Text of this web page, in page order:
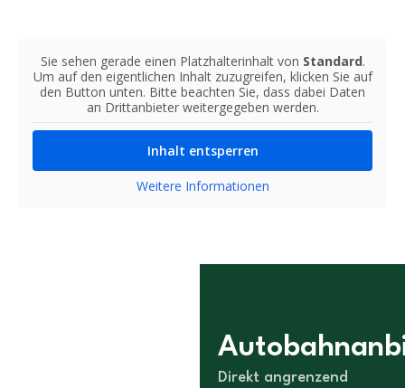
Sie sehen gerade einen Platzhalterinhalt von Standard.
Um auf den eigentlichen Inhalt zuzugreifen, klicken Sie auf
den Button unten. Bitte beachten Sie, dass dabei Daten
an Drittanbieter weitergegeben werden.
Inhalt entsperren
Weitere Informationen
Direkt angrenzend